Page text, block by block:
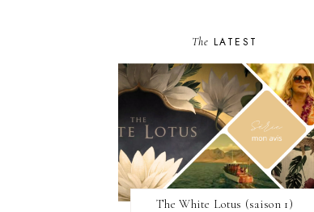
The LATEST
The White Lotus (saison 1)